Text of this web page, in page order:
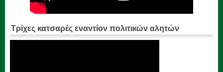
Τρίχες κατσαρές εναντίον πολιτικών αλητών